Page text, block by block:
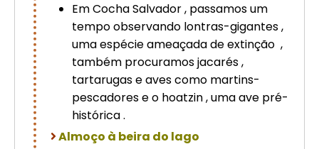
Em Cocha Salvador , passamos um
tempo observando lontras-gigantes ,
uma espécie ameaçada de extinção ,
também procuramos jacarés ,
tartarugas e aves como martins-
pescadores e o hoatzin , uma ave pré-
histórica .
Almoço à beira do lago